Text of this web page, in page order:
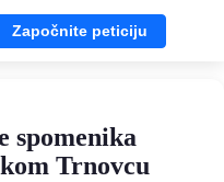
Započnite peticiju
spomenika
Trnovcu